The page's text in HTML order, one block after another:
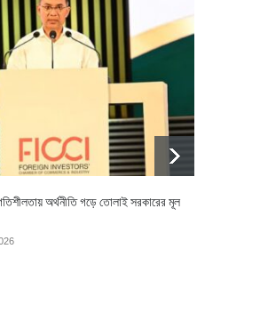
অর্থনীতি গড়ে তোলাই সরকারের মূল